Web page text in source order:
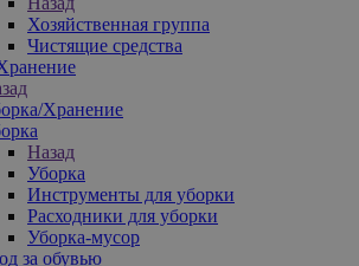
Хозяйственная группа
Чистящие средства
Хранение
Назад
Уборка
Инструменты для уборки
Расходники для уборки
Уборка-мусор
за обувью